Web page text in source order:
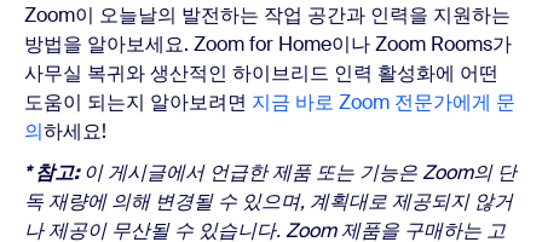
Zoom이 오늘날의 발전하는 작업 공간과 인력을 지원하는
방법을 알아보세요. Zoom for Home이나 Zoom Rooms가
사무실 복귀와 생산적인 하이브리드 인력 활성화에 어떤
도움이 되는지 알아보려면 지금 바로 Zoom 전문가에게 문
의하세요!
* 참고:이 게시글에서 언급한 제품 또는 기능은 Zoom의 단
독 재량에 의해 변경될 수 있으며, 계획대로 제공되지 않거
나 제공이 무산될 수 있습니다. Zoom 제품을 구매하는 고